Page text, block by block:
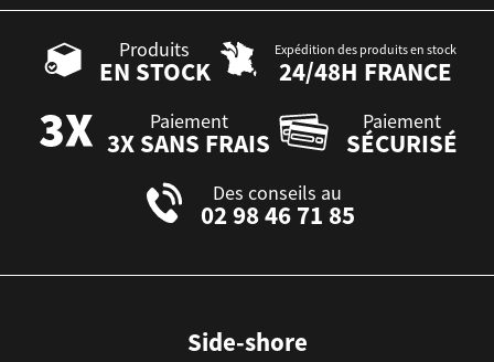
Produits
EN STOCK
Expédition des produits en stock
24/48H FRANCE
Paiement
3X SANS FRAIS
Paiement
SÉCURISÉ
Des conseils au
02 98 46 71 85
Side-shore